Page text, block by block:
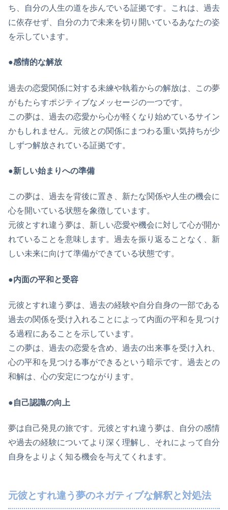
ち、自分の人生の道を歩んでいる証拠です。これは、過去
に依存せず、自分の力で未来を切り開いているあなたの姿
を示しています。
●感情的な解放
過去の恋愛関係に対する未練や執着からの解放は、この夢
がもたらすポジティブなメッセージの一つです。
この夢は、過去の恋愛から心が軽くなり始めているサイン
かもしれません。元彼との関係にまつわる重い気持ちが少
しずつ解放されている証拠です。
●新しい始まりへの準備
この夢は、過去を背後に置き、新たな関係や人生の機会に
心を開いている状態を象徴しています。
元彼とすれ違う夢は、新しい恋愛や機会に対して心が開か
れていることを意味します。過去を振り返ることなく、新
しい未来に向けて準備ができている状態です。
●内面の平和と受容
元彼とすれ違う夢は、過去の経験や自分自身の一部である
過去の関係を受け入れることによって内面の平和を見つけ
る過程にあることを示しています。
この夢は、過去の恋愛を含め、過去の出来事を受け入れ、
心の平和を見つける事ができるという暗示です。過去との
和解は、心の安定につながります。
●自己認識の向上
夢は自己発見の旅です。元彼とすれ違う夢は、自分の感情
や過去の経験についてより深く理解し、それによって自分
自身をよりよく知る機会を与えてくれます。
元彼とすれ違う夢のネガティブな解釈と対処法